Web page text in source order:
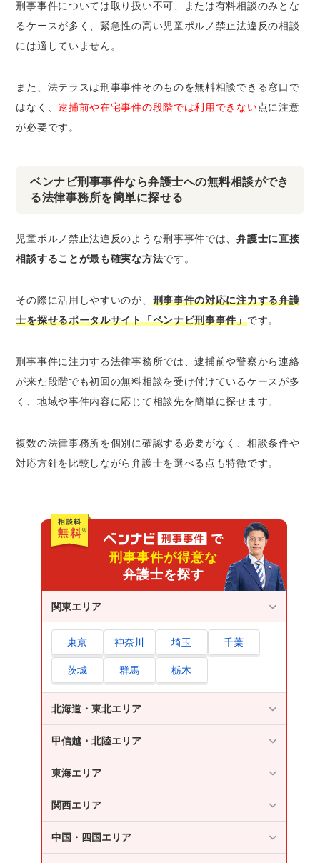
刑事事件については取り扱い不可、または有料相談のみとな
るケースが多く、緊急性の高い児童ポルノ禁止法違反の相談
には適していません。
また、法テラスは刑事事件そのものを無料相談できる窓口で
はなく、逮捕前や在宅事件の段階では利用できない点に注意
が必要です。
ベンナビ刑事事件なら弁護士への無料相談ができ
る法律事務所を簡単に探せる
児童ポルノ禁止法違反のような刑事事件では、弁護士に直接
相談することが最も確実な方法です。
その際に活用しやすいのが、 刑事事件の対応に注力する弁護
士を探せるポータルサイト「ベンナビ刑事事件」です。
刑事事件に注力する法律事務所では、逮捕前や警察から連絡
が来た段階でも初回の無料相談を受け付けているケースが多
く、地域や事件内容に応じて相談先を簡単に探せます。
複数の法律事務所を個別に確認する必要がなく、相談条件や
対応方針を比較しながら弁護士を選べる点も特徴です。
刑事事件が得意な
弁護士を探す
関東エリア
東京 神奈川 埼玉 千葉
茨城 群馬 栃木
北海道・東北エリア
甲信越・北陸エリア
東海エリア
関西エリア
中国・四国エリア